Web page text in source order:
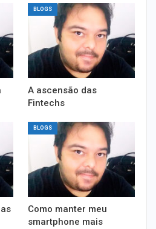
BLOGS
A ascensão das
Fintechs
BLOGS
Como manter meu
smartphone mais